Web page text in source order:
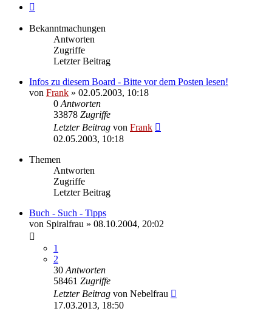
Bekanntmachungen
Antworten
Zugriffe
Letzter Beitrag
Infos zu diesem Board - Bitte vor dem Posten lesen!
von Frank » 02.05.2003, 10:18
0 Antworten
33878 Zugriffe
Letzter Beitrag von Frank
02.05.2003, 10:18
Themen
Antworten
Zugriffe
Letzter Beitrag
Buch - Such - Tipps
von Spiralfrau » 08.10.2004, 20:02
1
2
30 Antworten
58461 Zugriffe
Letzter Beitrag von Nebelfrau
17.03.2013, 18:50